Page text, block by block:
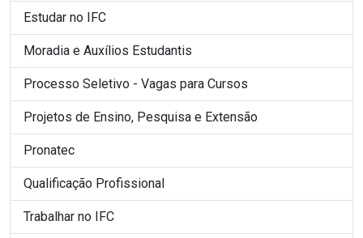
Estudar no IFC
Moradia e Auxílios Estudantis
Processo Seletivo - Vagas para Cursos
Projetos de Ensino, Pesquisa e Extensão
Pronatec
Qualificação Profissional
Trabalhar no IFC